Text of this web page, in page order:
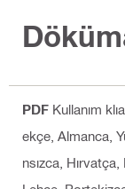
PDF Kullanım
ekçe, Almanca,
nsızca,